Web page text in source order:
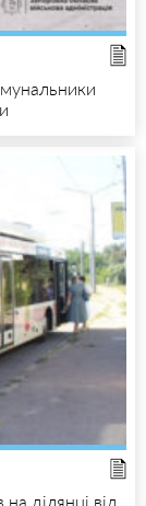
ділянці від